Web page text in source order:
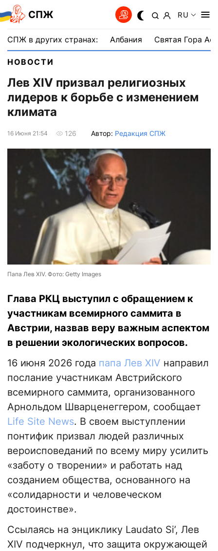
СПЖ RU
СПЖ в других странах: Албания Святая Гора
НОВОСТИ
Лев XIV призвал религиозных
лидеров к борьбе с изменением
климата
16 Июня 21:54 126 Автор: Редакция СПЖ
Папа Лев XIV. Фото: Getty Images
Глава РКЦ выступил с обращением к
участникам всемирного саммита в
Австрии, назвав веру важным аспектом
в решении экологических вопросов.
16 июня 2026 года папа Лев XIV направил
послание участникам Австрийского
всемирного саммита, организованного
Арнольдом Шварценеггером, сообщает
Life Site News. В своем выступлении
понтифик призвал людей различных
вероисповеданий по всему миру усилить
«заботу о творении» и работать над
созданием общества, основанного на
«солидарности и человеческом
достоинстве».
Ссылаясь на энциклику Laudato Si’, Лев
XIV подчеркнул, что защита окружающей